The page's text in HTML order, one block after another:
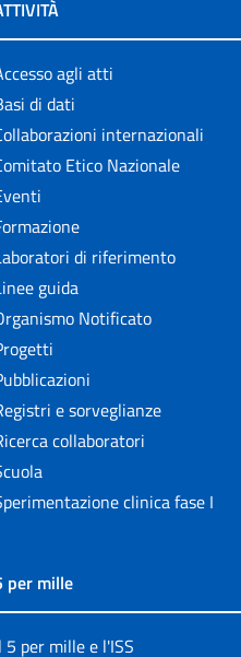
agli atti
di dati
internazionali
Etico Nazionale
di riferimento
guida
Notificato
e sorveglianze
collaboratori
clinica fase I
per mille
5 per mille e l'ISS